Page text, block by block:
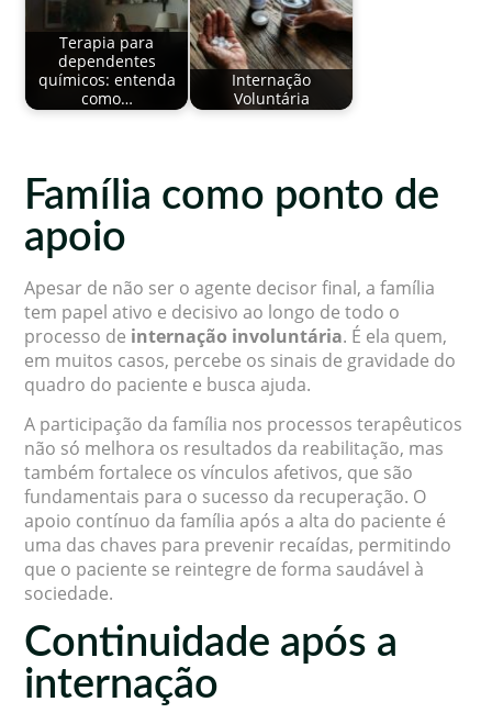
Terapia para
dependentes
químicos: entenda
como…
Internação
Voluntária
Família como ponto de
apoio
Apesar de não ser o agente decisor final, a família
tem papel ativo e decisivo ao longo de todo o
processo de internação involuntária. É ela quem,
em muitos casos, percebe os sinais de gravidade do
quadro do paciente e busca ajuda.
A participação da família nos processos terapêuticos
não só melhora os resultados da reabilitação, mas
também fortalece os vínculos afetivos, que são
fundamentais para o sucesso da recuperação. O
apoio contínuo da família após a alta do paciente é
uma das chaves para prevenir recaídas, permitindo
que o paciente se reintegre de forma saudável à
sociedade.
Continuidade após a
internação